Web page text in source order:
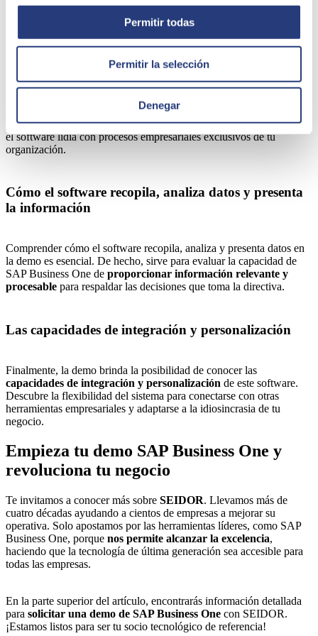
Permitir todas
Permitir la selección
Denegar
Ejemplos prácticos de procesos específicos
¿Podrá SAP Business One gestionar los procesos específicos de mi
negocio? Nosotros sabemos que este ERP es como
. Sin embargo, al explorar ejemplos
prácticos durante la demo te resultará más sencillo vislumbrar cómo
el software lidia con procesos empresariales exclusivos de tu
organización.
Cómo el software recopila, analiza datos y presenta
la información
Comprender cómo el software recopila, analiza y presenta datos en
la demo es esencial. De hecho, sirve para evaluar la capacidad de
SAP Business One de proporcionar información relevante y
procesable para respaldar las decisiones que toma la directiva.
Las capacidades de integración y personalización
Finalmente, la demo brinda la posibilidad de conocer las
capacidades de integración y personalización de este software.
Descubre la flexibilidad del sistema para conectarse con otras
herramientas empresariales y adaptarse a la idiosincrasia de tu
negocio.
Empieza tu demo SAP Business One y
revoluciona tu negocio
Te invitamos a conocer más sobre SEIDOR. Llevamos más de
cuatro décadas ayudando a cientos de empresas a mejorar su
operativa. Solo apostamos por las herramientas líderes, como SAP
Business One, porque nos permite alcanzar la excelencia,
haciendo que la tecnología de última generación sea accesible para
todas las empresas.
En la parte superior del artículo, encontrarás información detallada
para solicitar una demo de SAP Business One con SEIDOR.
¡Estamos listos para ser tu socio tecnológico de referencia!